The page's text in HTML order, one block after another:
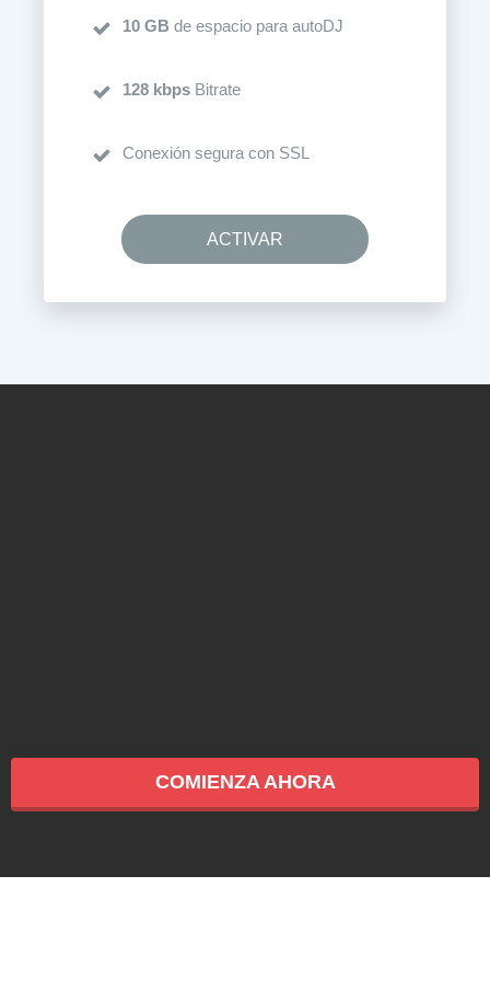
10 GB de espacio para autoDJ
128 kbps Bitrate
Conexión segura con SSL
ACTIVAR
COMIENZA AHORA